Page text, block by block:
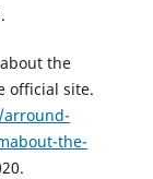
the
official site.
the-